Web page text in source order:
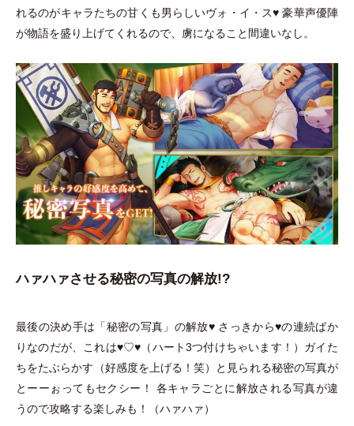
れるのがキャラたちの甘くも男らしいヴォ ・ イ ・ ス♥︎ 豪華声優陣
が物語を盛り上げてくれるので、虜になること間違いなし。
ハァハァさせる秘密の写真の解放!?
最後の決め手は 「秘密の写真 」 の解放♥︎ さっきから♥︎の連続ばか
りなのだが、これは♥︎♡♥︎ （ハート3つ付けちゃいます！ ） ガイた
ちをたぶらかす （好感度を上げる！笑）
と見られる秘密の写真が
とーーぉってもセクシー！ 各キャラごとに解放される写真が違
うので攻略する楽しみも！
（ハァハァ）